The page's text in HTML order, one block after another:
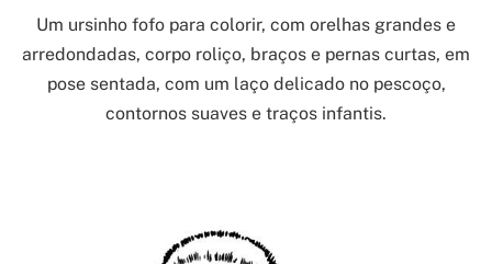
Um ursinho fofo para colorir, com orelhas grandes e
arredondadas, corpo roliço, braços e pernas curtas, em
pose sentada, com um laço delicado no pescoço,
contornos suaves e traços infantis.